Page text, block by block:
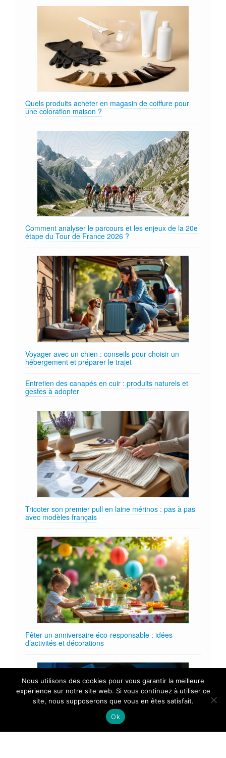
Quels produits acheter en magasin de coiffure pour
une coloration maison ?
Comment analyser le parcours et les enjeux de la 20e
étape du Tour de France 2026 ?
Voyager avec un chien : conseils pour choisir un
hébergement et préparer le trajet
Entretien des canapés en cuir : produits naturels et
gestes à adopter
Tricoter son premier pull en laine mérinos : pas à pas
avec modèles français
Fêter un anniversaire éco‑responsable : idées
d’activités et décorations
Nous utilisons des cookies pour vous garantir la meilleure
expérience sur notre site web. Si vous continuez à utiliser ce
site, nous supposerons que vous en êtes satisfait.
Ok